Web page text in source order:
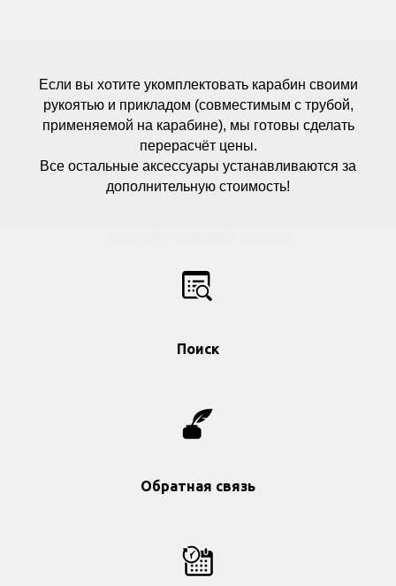
Если вы хотите укомплектовать карабин своими
рукоятью и прикладом (совместимым с трубой,
применяемой на карабине), мы готовы сделать
перерасчёт цены.
Все остальные аксессуары устанавливаются за
дополнительную стоимость!
Поиск
Обратная связь